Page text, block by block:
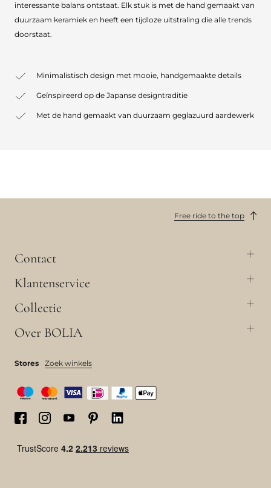
interessante balans ontstaat. Elk stuk is met de hand gemaakt van
duurzaam keramiek en heeft een tijdloze uitstraling die alle trends
doorstaat.
Minimalistisch design met mooie, handgemaakte details
Geïnspireerd op de Japanse designtraditie
Met de hand gemaakt van duurzaam geglazuurd aardewerk
Free ride to the top
Contact
Klantenservice
Collectie
Over BOLIA
Stores Zoek winkels